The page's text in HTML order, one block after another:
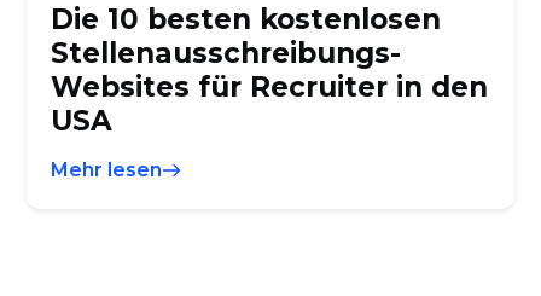
Die 10 besten kostenlosen
Stellenausschreibungs-
Websites für Recruiter in den
USA
Mehr lesen